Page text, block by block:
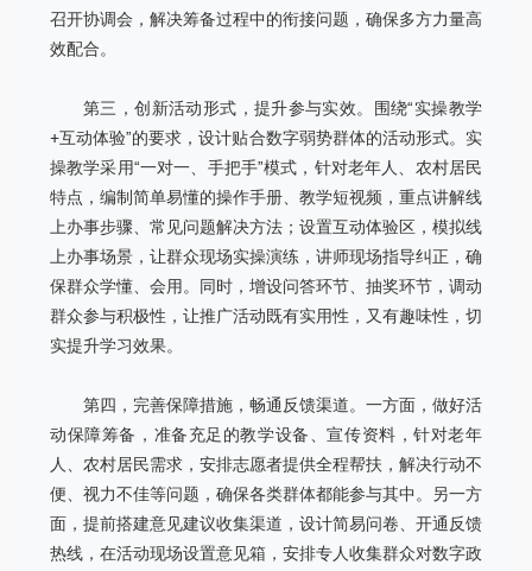
召开协调会，解决筹备过程中的衔接问题，确保多方力量高
效配合。
第三，创新活动形式，提升参与实效。围绕“实操教学
+互动体验”的要求，设计贴合数字弱势群体的活动形式。实
操教学采用“一对一、手把手”模式，针对老年人、农村居民
特点，编制简单易懂的操作手册、教学短视频，重点讲解线
上办事步骤、常见问题解决方法；设置互动体验区，模拟线
上办事场景，让群众现场实操演练，讲师现场指导纠正，确
保群众学懂、会用。同时，增设问答环节、抽奖环节，调动
群众参与积极性，让推广活动既有实用性，又有趣味性，切
实提升学习效果。
第四，完善保障措施，畅通反馈渠道。一方面，做好活
动保障筹备，准备充足的教学设备、宣传资料，针对老年
人、农村居民需求，安排志愿者提供全程帮扶，解决行动不
便、视力不佳等问题，确保各类群体都能参与其中。另一方
面，提前搭建意见建议收集渠道，设计简易问卷、开通反馈
热线，在活动现场设置意见箱，安排专人收集群众对数字政